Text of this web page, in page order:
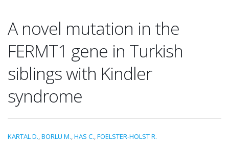
A novel mutation in the
FERMT1 gene in Turkish
siblings with Kindler
syndrome
KARTAL D.,BORLU M.,HAS C.,FOELSTER-HOLST R.